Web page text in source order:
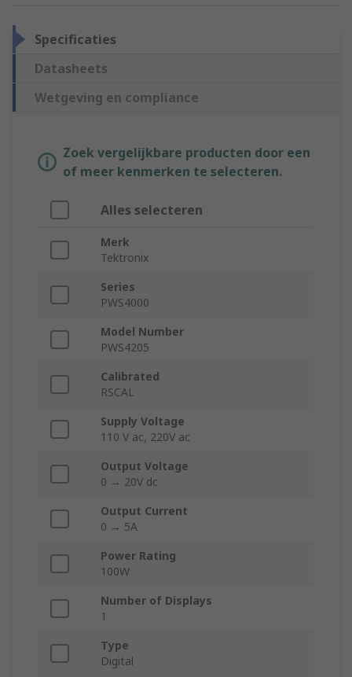
Specificaties
Datasheets
Wetgeving en compliance
Zoek vergelijkbare producten door een
of meer kenmerken te selecteren.
Alles selecteren
Merk
Tektronix
Series
PWS4000
Model Number
PWS4205
Calibrated
RSCAL
Supply Voltage
110 V ac, 220V ac
Output Voltage
0 → 20V dc
Output Current
0 → 5A
Power Rating
100W
Number of Displays
1
Type
Digital